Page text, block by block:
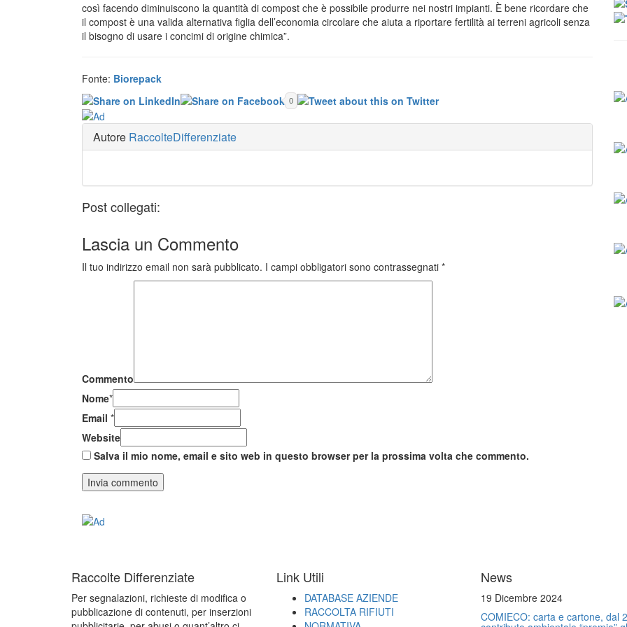
così facendo diminuiscono la quantità di compost che è possibile produrre nei nostri impianti. È bene ricordare che
il compost è una valida alternativa figlia dell’economia circolare che aiuta a riportare fertilità ai terreni agricoli senza
il bisogno di usare i concimi di origine chimica”.
Fonte: Biorepack
0
Autore RaccolteDifferenziate
Post collegati:
Lascia un Commento
Il tuo indirizzo email non sarà pubblicato. I campi obbligatori sono contrassegnati *
Commento
Nome*
Email *
Website
Salva il mio nome, email e sito web in questo browser per la prossima volta che commento.
Raccolte Differenziate
Per segnalazioni, richieste di modifica o
pubblicazione di contenuti, per inserzioni
Link Utili
DATABASE AZIENDE
RACCOLTA RIFIUTI
News
19 Dicembre 2024
COMIECO: carta e cartone, dal